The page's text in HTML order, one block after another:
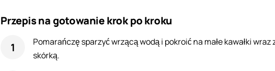
Przepis na gotowanie krok po kroku
Pomarańczę sparzyć wrzącą wodą i pokroić na małe kawałki wraz
skórką.